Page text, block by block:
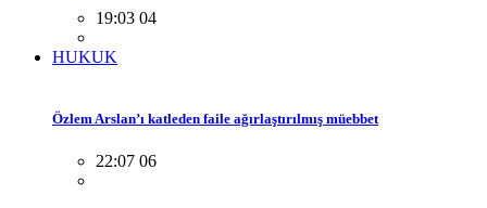
19:03 04
HUKUK
Özlem Arslan’ı katleden faile ağırlaştırılmış müebbet
22:07 06